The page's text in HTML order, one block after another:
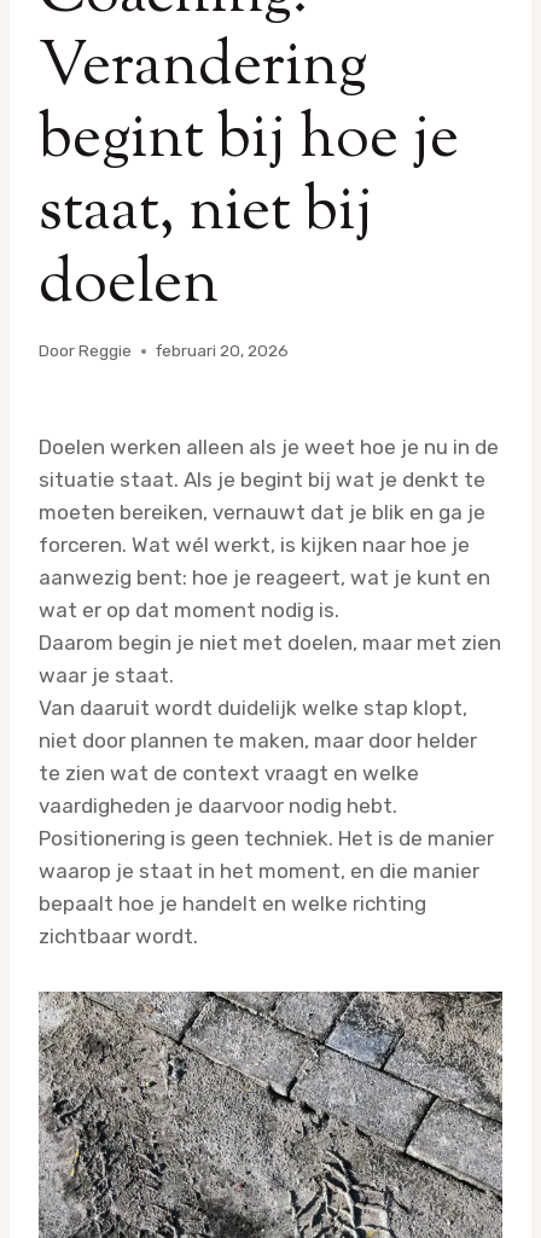
Verandering
begint bij hoe je
staat, niet bij
doelen
DoorReggie februari 20, 2026
Doelen werken alleen als je weet hoe je nu in de
situatie staat. Als je begint bij wat je denkt te
moeten bereiken, vernauwt dat je blik en ga je
forceren. Wat wél werkt, is kijken naar hoe je
aanwezig bent: hoe je reageert, wat je kunt en
wat er op dat moment nodig is.
Daarom begin je niet met doelen, maar met zien
waar je staat.
Van daaruit wordt duidelijk welke stap klopt,
niet door plannen te maken, maar door helder
te zien wat de context vraagt en welke
vaardigheden je daarvoor nodig hebt.
Positionering is geen techniek. Het is de manier
waarop je staat in het moment, en die manier
bepaalt hoe je handelt en welke richting
zichtbaar wordt.